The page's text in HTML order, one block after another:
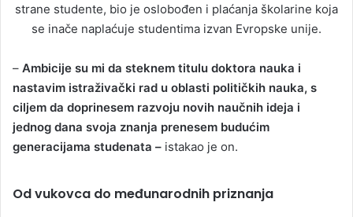
– Ambicije su mi da steknem titulu doktora nauka i
nastavim istraživački rad u oblasti političkih nauka, s
ciljem da doprinesem razvoju novih naučnih ideja i
jednog dana svoja znanja prenesem budućim
generacijama studenata – istakao je on.
Od vukovca do međunarodnih priznanja